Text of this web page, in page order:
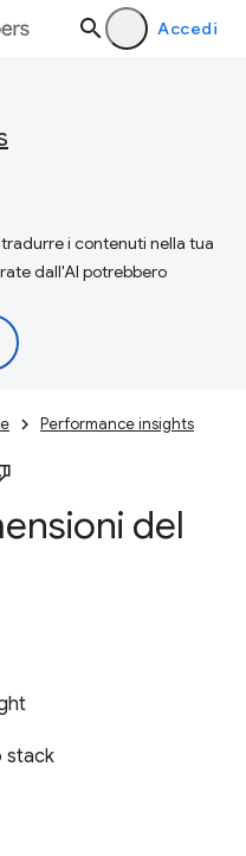
Accedi
i contenuti nella tua
dall'AI potrebbero
Performance insights
del
stack